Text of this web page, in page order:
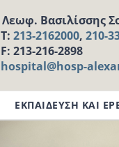
Λεωφ. Βασιλίσσης
Τ: 213-2162000, 210-
F: 213-216-2898
hospital@hosp-
ΕΚΠΑΙΔΕΥΣΗ ΚΑΙ